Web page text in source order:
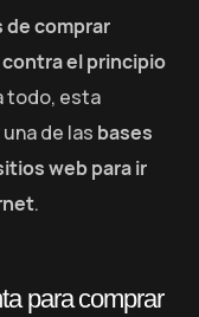
de comprar
el principio
todo, esta
de las bases
web para ir
.
para comprar